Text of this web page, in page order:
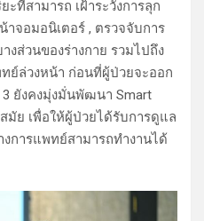
ะที่สามารถ เฝ้าระวังการลุก
าจอมอนิเตอร์ , ตรวจจับการ
งส่วนของร่างกาย รวมไปถึง
ย์ล่วงหน้า ก่อนที่ผู้ป่วยจะออก
ยังคงมุ่งมั่นพัฒนา Smart
มัย เพื่อให้ผู้ป่วยได้รับการดูแล
การแพทย์สามารถทำงานได้